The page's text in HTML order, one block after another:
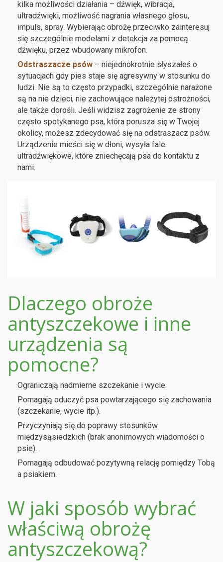
kilka możliwości działania – dźwięk, wibracja,
ultradźwięki, możliwość nagrania własnego głosu,
impuls, spray. Wybierając obrożę przeciwko zainteresuj
się szczególnie modelami z detekcja za pomocą
dźwięku, przez wbudowany mikrofon.
Odstraszacze psów – niejednokrotnie słyszałeś o
sytuacjach gdy pies staje się agresywny w stosunku do
ludzi. Nie są to często przypadki, szczególnie narażone
są na nie dzieci, nie zachowujące należytej ostrożności,
ale także dorośli. Jeśli widzisz zagrożenie ze strony
często spotykanego psa, która porusza się w Twojej
okolicy, możesz zdecydować się na odstraszacz psów.
Urządzenie mieści się w dłoni, wysyła fale
ultradźwiękowe, które zniechęcają psa do kontaktu z
nami.
Dlaczego obroże
antyszczekowe i inne
urządzenia są
pomocne?
Ograniczają nadmierne szczekanie i wycie.
Pomagają oduczyć psa powtarzającego się zachowania
(szczekanie, wycie itp.).
Przyczyniają się do poprawy stosunków
międzysąsiedzkich (brak anonimowych wiadomości o
psie).
Pomagają odbudować pozytywną relację pomiędzy Tobą
a psiakiem.
W jaki sposób wybrać
właściwą obrożę
antyszczekową?